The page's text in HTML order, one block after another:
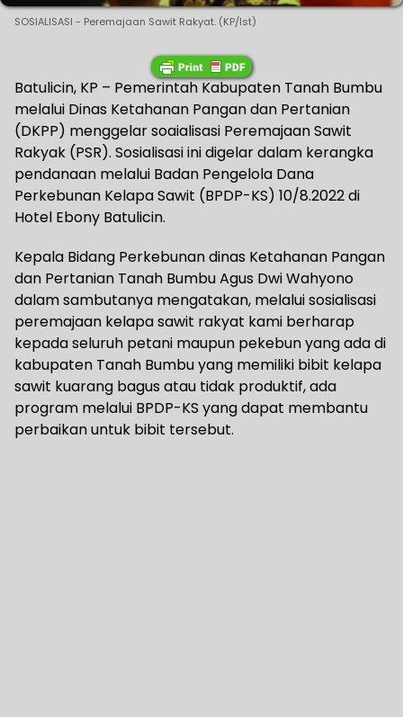
SOSIALISASI - Peremajaan Sawit Rakyat. (KP/Ist)
Batulicin, KP – Pemerintah Kabupaten Tanah Bumbu
melalui Dinas Ketahanan Pangan dan Pertanian
(DKPP) menggelar soaialisasi Peremajaan Sawit
Rakyak (PSR). Sosialisasi ini digelar dalam kerangka
pendanaan melalui Badan Pengelola Dana
Perkebunan Kelapa Sawit (BPDP-KS) 10/8.2022 di
Hotel Ebony Batulicin.
Kepala Bidang Perkebunan dinas Ketahanan Pangan
dan Pertanian Tanah Bumbu Agus Dwi Wahyono
dalam sambutanya mengatakan, melalui sosialisasi
peremajaan kelapa sawit rakyat kami berharap
kepada seluruh petani maupun pekebun yang ada di
kabupaten Tanah Bumbu yang memiliki bibit kelapa
sawit kuarang bagus atau tidak produktif, ada
program melalui BPDP-KS yang dapat membantu
perbaikan untuk bibit tersebut.